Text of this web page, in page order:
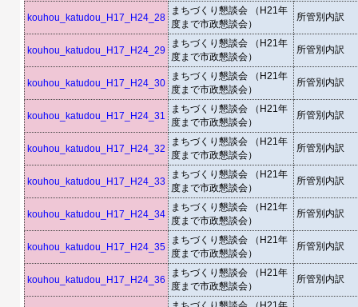
kouhou_katudou_H17_H24_28
まちづくり懇談会 （H21年
度まで市政懇談会）
所管別内訳
kouhou_katudou_H17_H24_29
まちづくり懇談会 （H21年
度まで市政懇談会）
所管別内訳
kouhou_katudou_H17_H24_30
まちづくり懇談会 （H21年
度まで市政懇談会）
所管別内訳
kouhou_katudou_H17_H24_31
まちづくり懇談会 （H21年
度まで市政懇談会）
所管別内訳
kouhou_katudou_H17_H24_32
まちづくり懇談会 （H21年
度まで市政懇談会）
所管別内訳
kouhou_katudou_H17_H24_33
まちづくり懇談会 （H21年
度まで市政懇談会）
所管別内訳
kouhou_katudou_H17_H24_34
まちづくり懇談会 （H21年
度まで市政懇談会）
所管別内訳
kouhou_katudou_H17_H24_35
まちづくり懇談会 （H21年
度まで市政懇談会）
所管別内訳
kouhou_katudou_H17_H24_36
まちづくり懇談会 （H21年
度まで市政懇談会）
所管別内訳